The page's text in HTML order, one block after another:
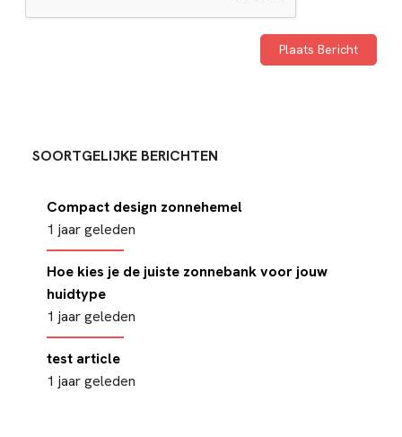
SOORTGELIJKE BERICHTEN
Compact design zonnehemel
1 jaar geleden
Hoe kies je de juiste zonnebank voor jouw
huidtype
1 jaar geleden
test article
1 jaar geleden